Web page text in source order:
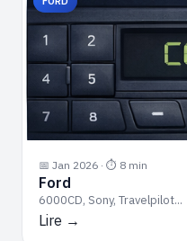
📅 Jan 2026 · ⏱ 8 min
Ford
6000CD, Sony, Travelpilot...
Lire →